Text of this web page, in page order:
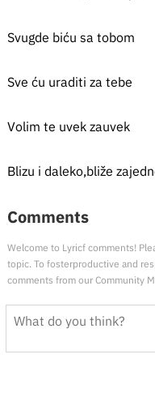
Svugde biću sa tobom
Sve ću uraditi za tebe
Volim te uvek zauvek
Blizu i daleko,bliže
Comments
Welcome to Lyricf comments!
topic. To fosterproductive and
comments from our Community